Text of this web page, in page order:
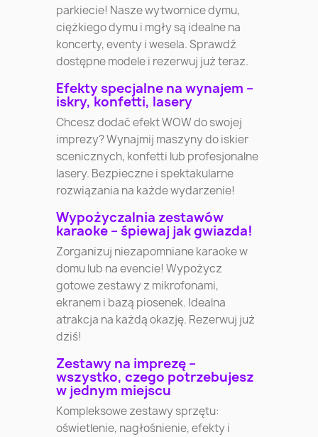
parkiecie! Nasze wytwornice dymu,
ciężkiego dymu i mgły są idealne na
koncerty, eventy i wesela. Sprawdź
dostępne modele i rezerwuj już teraz.
Efekty specjalne na wynajem –
iskry, konfetti, lasery
Chcesz dodać efekt WOW do swojej
imprezy? Wynajmij maszyny do iskier
scenicznych, konfetti lub profesjonalne
lasery. Bezpieczne i spektakularne
rozwiązania na każde wydarzenie!
Wypożyczalnia zestawów
karaoke – śpiewaj jak gwiazda!
Zorganizuj niezapomniane karaoke w
domu lub na evencie! Wypożycz
gotowe zestawy z mikrofonami,
ekranem i bazą piosenek. Idealna
atrakcja na każdą okazję. Rezerwuj już
dziś!
Zestawy na imprezę –
wszystko, czego potrzebujesz
w jednym miejscu
Kompleksowe zestawy sprzętu:
oświetlenie, nagłośnienie, efekty i